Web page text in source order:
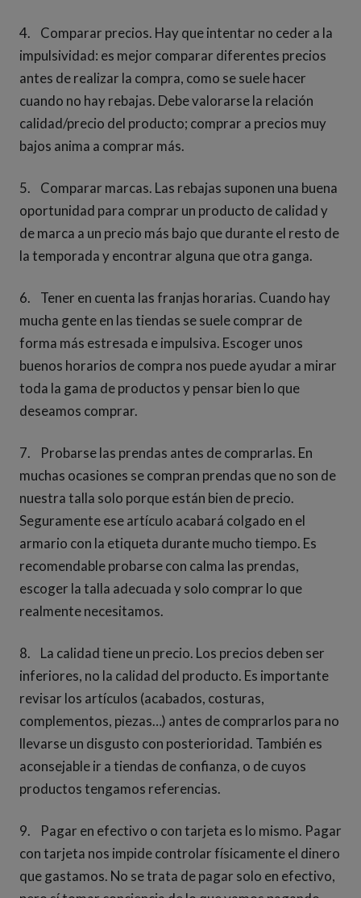
4. Comparar precios. Hay que intentar no ceder a la
impulsividad: es mejor comparar diferentes precios
antes de realizar la compra, como se suele hacer
cuando no hay rebajas. Debe valorarse la relación
calidad/precio del producto; comprar a precios muy
bajos anima a comprar más.
5. Comparar marcas. Las rebajas suponen una buena
oportunidad para comprar un producto de calidad y
de marca a un precio más bajo que durante el resto de
la temporada y encontrar alguna que otra ganga.
6. Tener en cuenta las franjas horarias. Cuando hay
mucha gente en las tiendas se suele comprar de
forma más estresada e impulsiva. Escoger unos
buenos horarios de compra nos puede ayudar a mirar
toda la gama de productos y pensar bien lo que
deseamos comprar.
7. Probarse las prendas antes de comprarlas. En
muchas ocasiones se compran prendas que no son de
nuestra talla solo porque están bien de precio.
Seguramente ese artículo acabará colgado en el
armario con la etiqueta durante mucho tiempo. Es
recomendable probarse con calma las prendas,
escoger la talla adecuada y solo comprar lo que
realmente necesitamos.
8. La calidad tiene un precio. Los precios deben ser
inferiores, no la calidad del producto. Es importante
revisar los artículos (acabados, costuras,
complementos, piezas…) antes de comprarlos para no
llevarse un disgusto con posterioridad. También es
aconsejable ir a tiendas de confianza, o de cuyos
productos tengamos referencias.
9. Pagar en efectivo o con tarjeta es lo mismo. Pagar
con tarjeta nos impide controlar físicamente el dinero
que gastamos. No se trata de pagar solo en efectivo,